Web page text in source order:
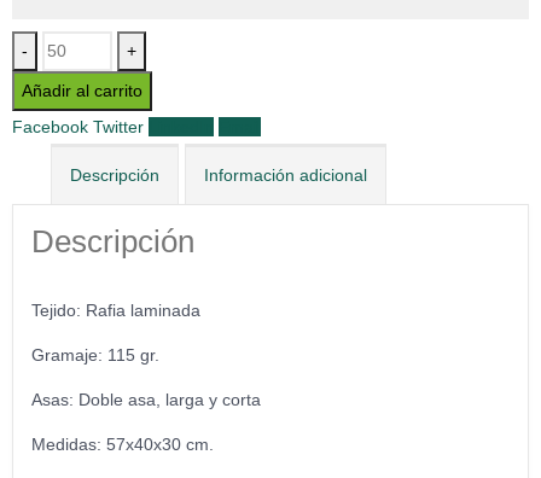
- +
Añadir al carrito
Facebook Twitter
Descripción Información adicional
Descripción
Tejido: Rafia laminada
Gramaje: 115 gr.
Asas: Doble asa, larga y corta
Medidas: 57x40x30 cm.